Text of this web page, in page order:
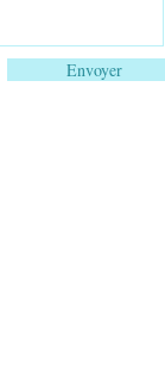
Envoyer